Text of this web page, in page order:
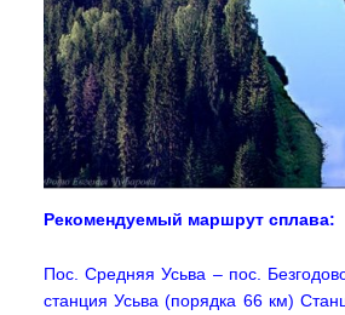
Рекомендуемый маршрут сплава:
Пос. Средняя Усьва – пос.
станция Усьва (порядка 66 км)